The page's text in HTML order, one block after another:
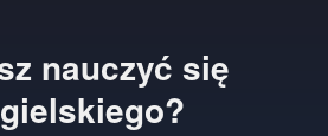
nauczyć się